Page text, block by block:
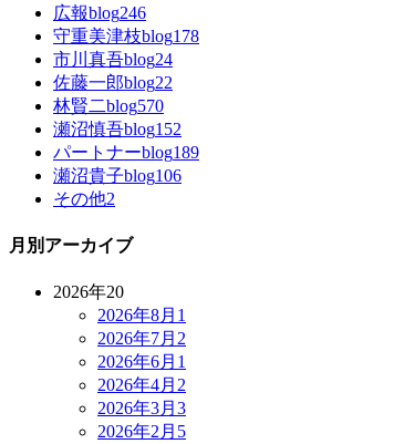
広報blog246
守重美津枝blog178
市川真吾blog24
佐藤一郎blog22
林賢二blog570
瀬沼慎吾blog152
パートナーblog189
瀬沼貴子blog106
その他2
月別アーカイブ
2026年20
2026年8月 1
2026年7月 2
2026年6月 1
2026年4月 2
2026年3月 3
2026年2月 5